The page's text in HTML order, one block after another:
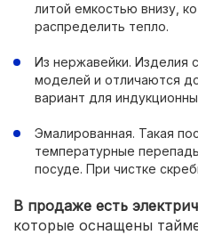
литой емкостью внизу,
распределить тепло.
Из нержавейки. Изделия
моделей и отличаются
вариант для
Эмалированная. Такая
температурные
посуде. При чистке
В продаже есть
которые оснащены